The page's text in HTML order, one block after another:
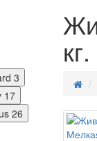
3
17
26